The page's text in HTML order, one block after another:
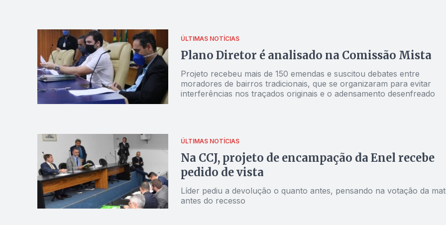
ÚLTIMAS NOTÍCIAS
Plano Diretor é analisado na Comissão Mista
Projeto recebeu mais de 150 emendas e suscitou debates entre
moradores de bairros tradicionais, que se organizaram para evitar
interferências nos traçados originais e o adensamento desenfreado
ÚLTIMAS NOTÍCIAS
Na CCJ, projeto de encampação da Enel recebe
pedido de vista
Líder pediu a devolução o quanto antes, pensando na votação da
antes do recesso